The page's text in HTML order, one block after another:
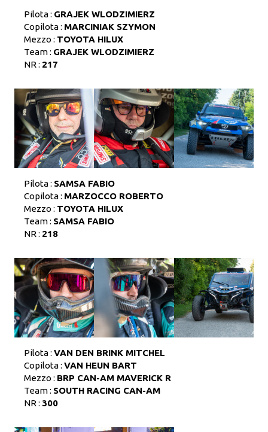
Pilota : GRAJEK WLODZIMIERZ
Copilota : MARCINIAK SZYMON
Mezzo : TOYOTA HILUX
Team : GRAJEK WLODZIMIERZ
NR : 217
Pilota : SAMSA FABIO
Copilota : MARZOCCO ROBERTO
Mezzo : TOYOTA HILUX
Team : SAMSA FABIO
NR : 218
Pilota : VAN DEN BRINK MITCHEL
Copilota : VAN HEUN BART
Mezzo : BRP CAN-AM MAVERICK R
Team : SOUTH RACING CAN-AM
NR : 300